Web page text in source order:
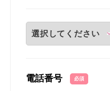
電話番号 必須